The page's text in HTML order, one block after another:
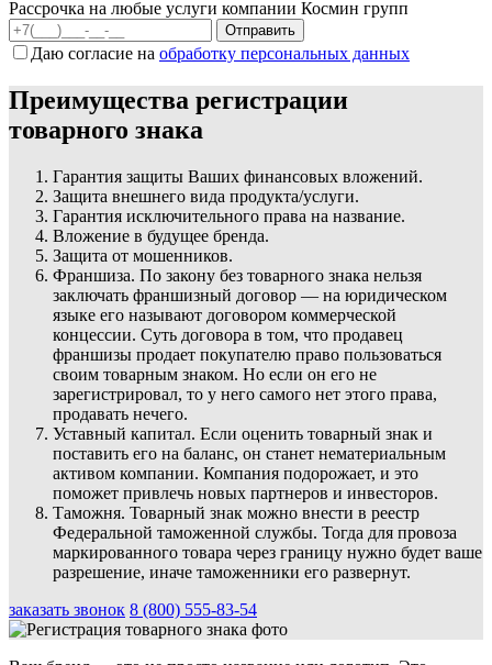
Рассрочка на любые услуги компании Космин групп
Даю согласие на обработку персональных данных
Преимущества регистрации
товарного знака
Гарантия защиты Ваших финансовых вложений.
Защита внешнего вида продукта/услуги.
Гарантия исключительного права на название.
Вложение в будущее бренда.
Защита от мошенников.
Франшиза. По закону без товарного знака нельзя
заключать франшизный договор — на юридическом
языке его называют договором коммерческой
концессии. Суть договора в том, что продавец
франшизы продает покупателю право пользоваться
своим товарным знаком. Но если он его не
зарегистрировал, то у него самого нет этого права,
продавать нечего.
Уставный капитал. Если оценить товарный знак и
поставить его на баланс, он станет нематериальным
активом компании. Компания подорожает, и это
поможет привлечь новых партнеров и инвесторов.
Таможня. Товарный знак можно внести в реестр
Федеральной таможенной службы. Тогда для провоза
маркированного товара через границу нужно будет ваше
разрешение, иначе таможенники его развернут.
заказать звонок 8 (800) 555-83-54